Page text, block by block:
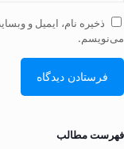
ذخیره نام، ایمیل و
می‌نویسم.
فهرست مطالب